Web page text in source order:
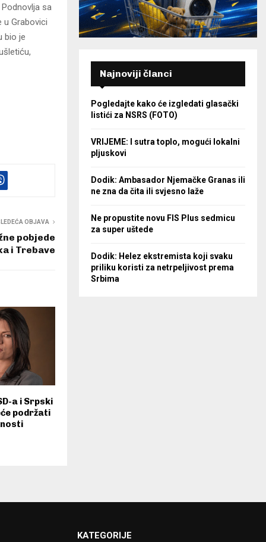
sa
u Grabovici
bio je
OBJAVA
pobjede
i Trebave
a i Srpski
podržati
Najnoviji članci
Pogledajte kako će izgledati glasački
listići za NSRS (FOTO)
VRIJEME: I sutra toplo, mogući lokalni
pljuskovi
Dodik: Ambasador Njemačke Granas ili
ne zna da čita ili svjesno laže
Ne propustite novu FIS Plus sedmicu
za super uštede
Dodik: Helez ekstremista koji svaku
priliku koristi za netrpeljivost prema
Srbima
KATEGORIJE